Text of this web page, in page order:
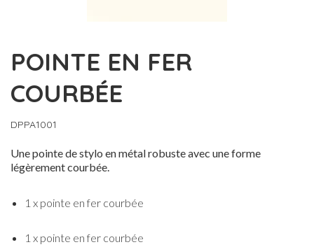
POINTE EN FER
COURBÉE
DPPA1001
Une pointe de stylo en métal robuste avec une forme
légèrement courbée.
1 x pointe en fer courbée
1 x pointe en fer courbée